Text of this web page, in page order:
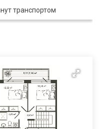
транспортом